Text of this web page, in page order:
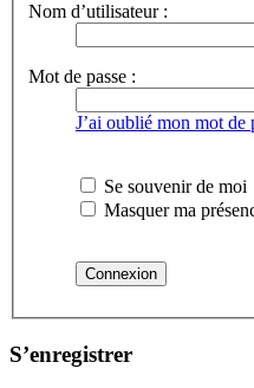
Nom d’utilisateur :
Mot de passe :
J’ai oublié mon mot de
Se souvenir de moi
Masquer ma
S’enregistrer